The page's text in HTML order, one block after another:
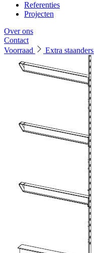
Referenties
Projecten
Over ons
Contact
Voorraad
Extra